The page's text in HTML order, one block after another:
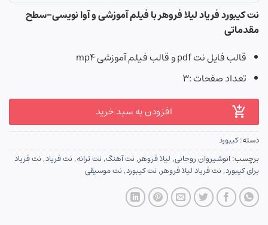
نت کیبورد فریاد لیلا فروهر با فیلم آموزشی و آوا نویسی-سطح
مقدماتی
قالب فایل نت pdf و قالب فیلم آموزشی mp4
تعداد صفحات :۳
افزودن به سبد خرید
دسته:کیبورد
برچسب: انوشیروان روحانی,لیلا فروهر,نت آهنگ,نت ترانه,نت فریاد,نت فریاد
برای کیبورد,نت فریاد لیلا فروهر,نت کیبورد,نت موسیقی